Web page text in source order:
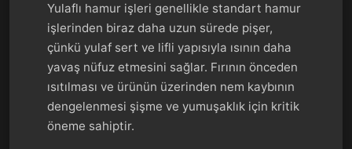
Yulaflı hamur işleri genellikle standart hamur
işlerinden biraz daha uzun sürede pişer,
çünkü yulaf sert ve lifli yapısıyla ısının daha
yavaş nüfuz etmesini sağlar. Fırının önceden
ısıtılması ve ürünün üzerinden nem kaybının
dengelenmesi şişme ve yumuşaklık için kritik
öneme sahiptir.